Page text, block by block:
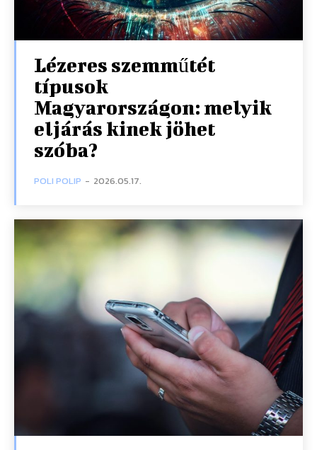
Lézeres szemműtét
típusok
Magyarországon: melyik
eljárás kinek jöhet
szóba?
POLI POLIP - 2026.05.17.